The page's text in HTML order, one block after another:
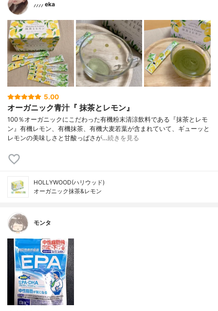
⸝⸝⸝⸝ eka
5.00
オーガニック青汁『 抹茶とレモン』
100％オーガニックにこだわった有機粉末清涼飲料である『抹茶とレモ
ン』有機レモン、有機抹茶、有機大麦若葉が含まれていて、ギューッと
レモンの美味しさと甘酸っぱさが…続きを見る
HOLLYWOOD(ハリウッド)
オーガニック抹茶&レモン
モンタ